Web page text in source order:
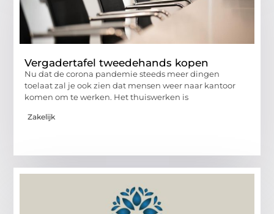
Vergadertafel tweedehands kopen
Nu dat de corona pandemie steeds meer dingen
toelaat zal je ook zien dat mensen weer naar kantoor
komen om te werken. Het thuiswerken is
Zakelijk